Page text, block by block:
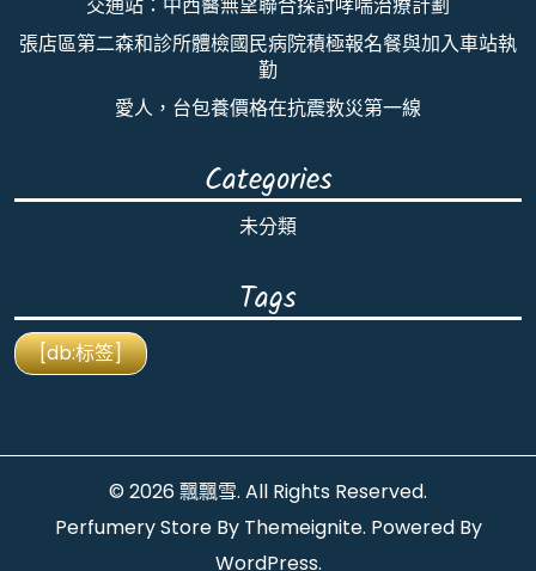
張店區第二森和診所體檢國民病院積極報名餐與加入車站執
勤
愛人，台包養價格在抗震救災第一線
Categories
未分類
Tags
[db:标签]
© 2026飄飄雪. All Rights Reserved.
Perfumery Store By Themeignite. Powered By
WordPress.